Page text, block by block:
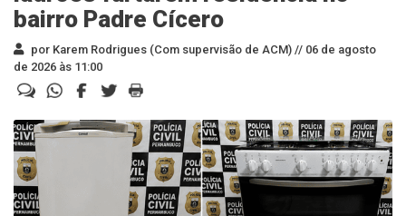
bairro Padre Cícero
por Karem Rodrigues (Com supervisão de ACM) // 06 de agosto
de 2026 às 11:00